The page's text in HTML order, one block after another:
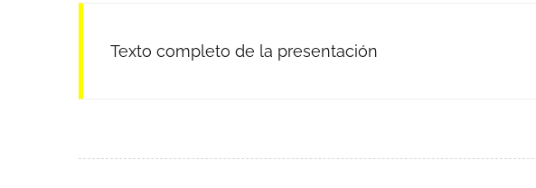
Texto completo de la presentación